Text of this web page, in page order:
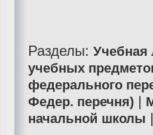
Разделы: Учебная
учебных
федерального
Федер. перечня) |
начальной школы